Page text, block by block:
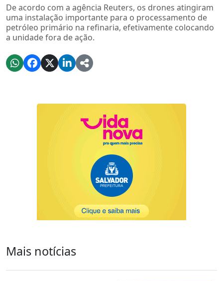
De acordo com a agência Reuters, os drones atingiram
uma instalação importante para o processamento de
petróleo primário na refinaria, efetivamente colocando
a unidade fora de ação.
Mais notícias